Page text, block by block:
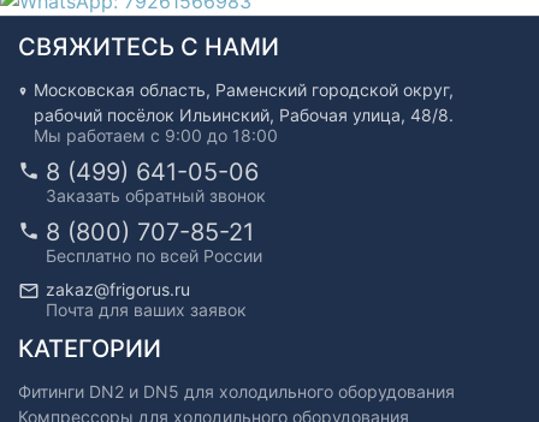
СВЯЖИТЕСЬ С НАМИ
Московская область, Раменский городской округ,
рабочий посёлок Ильинский, Рабочая улица, 48/8.
Мы работаем с 9:00 до 18:00
8 (499) 641-05-06
Заказать обратный звонок
8 (800) 707-85-21
Бесплатно по всей России
zakaz@frigorus.ru
Почта для ваших заявок
КАТЕГОРИИ
Фитинги DN2 и DN5 для холодильного оборудования
Компрессоры для холодильного оборудования